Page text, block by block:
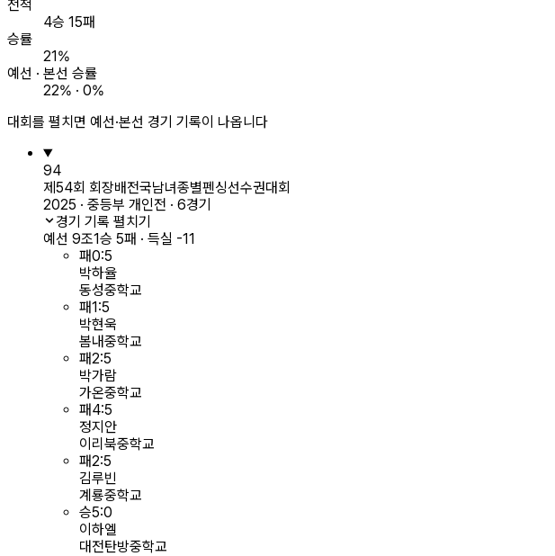
전적
4승 15패
승률
21%
예선 · 본선 승률
22% · 0%
대회를 펼치면 예선·본선 경기 기록이 나옵니다
94
제54회 회장배전국남녀종별펜싱선수권대회
2025 · 중등부 개인전 · 6경기
경기 기록 펼치기
예선 9조1승 5패 · 득실 -11
패0:5
박하율
동성중학교
패1:5
박현욱
봄내중학교
패2:5
박가람
가온중학교
패4:5
정지안
이리북중학교
패2:5
김루빈
계룡중학교
승5:0
이하엘
대전탄방중학교